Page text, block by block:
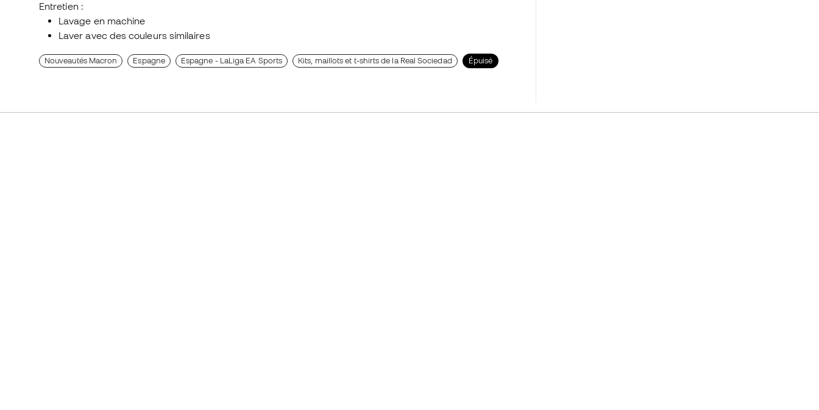
Entretien :
Lavage en machine
Laver avec des couleurs similaires
Nouveautés Macron Espagne Espagne - LaLiga EA Sports Kits, maillots et t-shirts de la Real Sociedad Épuisé